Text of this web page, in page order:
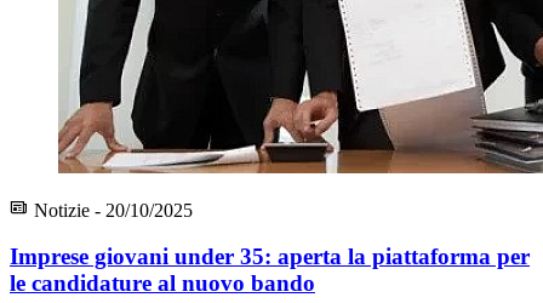
Notizie - 20/10/2025
Imprese giovani under 35: aperta la piattaforma per
le candidature al nuovo bando